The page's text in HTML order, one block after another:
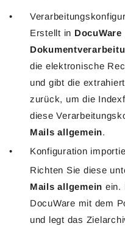
Erstellt in
die elektronische
und gibt die
zurück, um die
diese
Mails allgemein.
Konfiguration
Richten Sie diese
Mails allgemein ein.
DocuWare mit dem
und legt das